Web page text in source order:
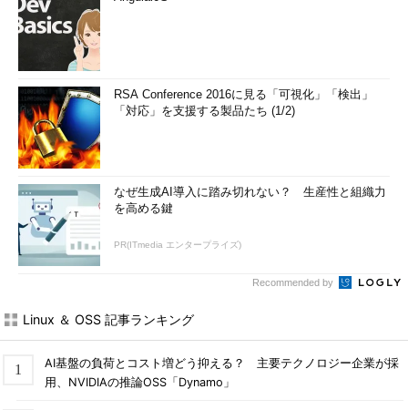
RSA Conference 2016に見る「可視化」「検出」
「対応」を支援する製品たち (1/2)
なぜ生成AI導入に踏み切れない？ 生産性と組織力
を高める鍵
PR(ITmedia エンタープライズ)
Recommended by
Linux ＆ OSS 記事ランキング
AI基盤の負荷とコスト増どう抑える？ 主要テクノロジー企業が採
用、NVIDIAの推論OSS「Dynamo」